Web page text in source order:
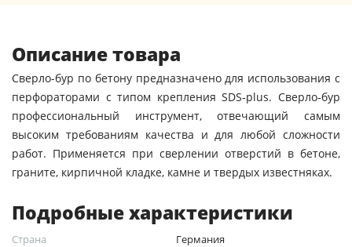
Описание товара
Сверло-бур по бетону предназначено для использования с
перфораторами с типом крепления SDS-plus. Сверло-бур
профессиональный инструмент, отвечающий самым
высоким требованиям качества и для любой сложности
работ. Применяется при сверлении отверстий в бетоне,
граните, кирпичной кладке, камне и твердых известняках.
Подробные характеристики
Страна
Германия